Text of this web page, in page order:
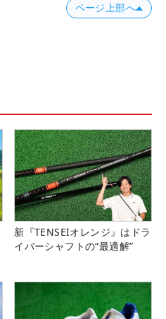
ページ上部へ
新『TENSEIオレンジ』はドラ
イバーシャフトの“最適解”